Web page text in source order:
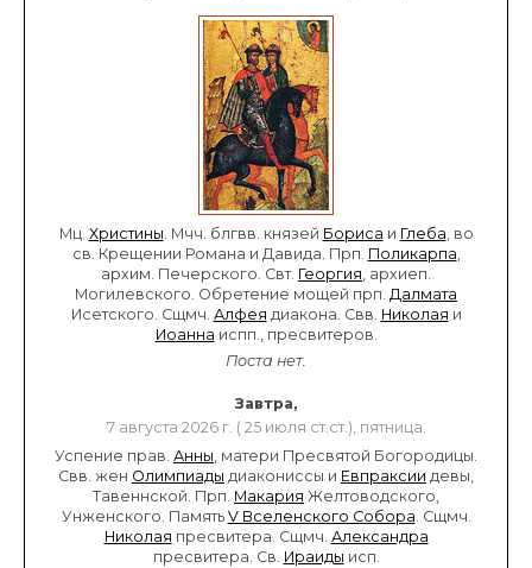
Мц. Христины. Мчч. блгвв. князей Бориса и Глеба, во
св. Крещении Романа и Давида. Прп. Поликарпа,
архим. Печерского. Свт. Георгия, архиеп.
Могилевского. Обретение мощей прп. Далмата
Исетского. Сщмч. Алфея диакона. Свв. Николая и
Иоанна испп., пресвитеров.
Поста нет.
Завтра,
7 августа 2026 г. ( 25 июля ст.ст.), пятница.
Успение прав. Анны, матери Пресвятой Богородицы.
Свв. жен Олимпиады диакониссы и Евпраксии девы,
Тавеннской. Прп. Макария Желтоводского,
Унженского. Память V Вселенского Собора. Сщмч.
Николая пресвитера. Сщмч. Александра
пресвитера. Св. Ираиды исп.